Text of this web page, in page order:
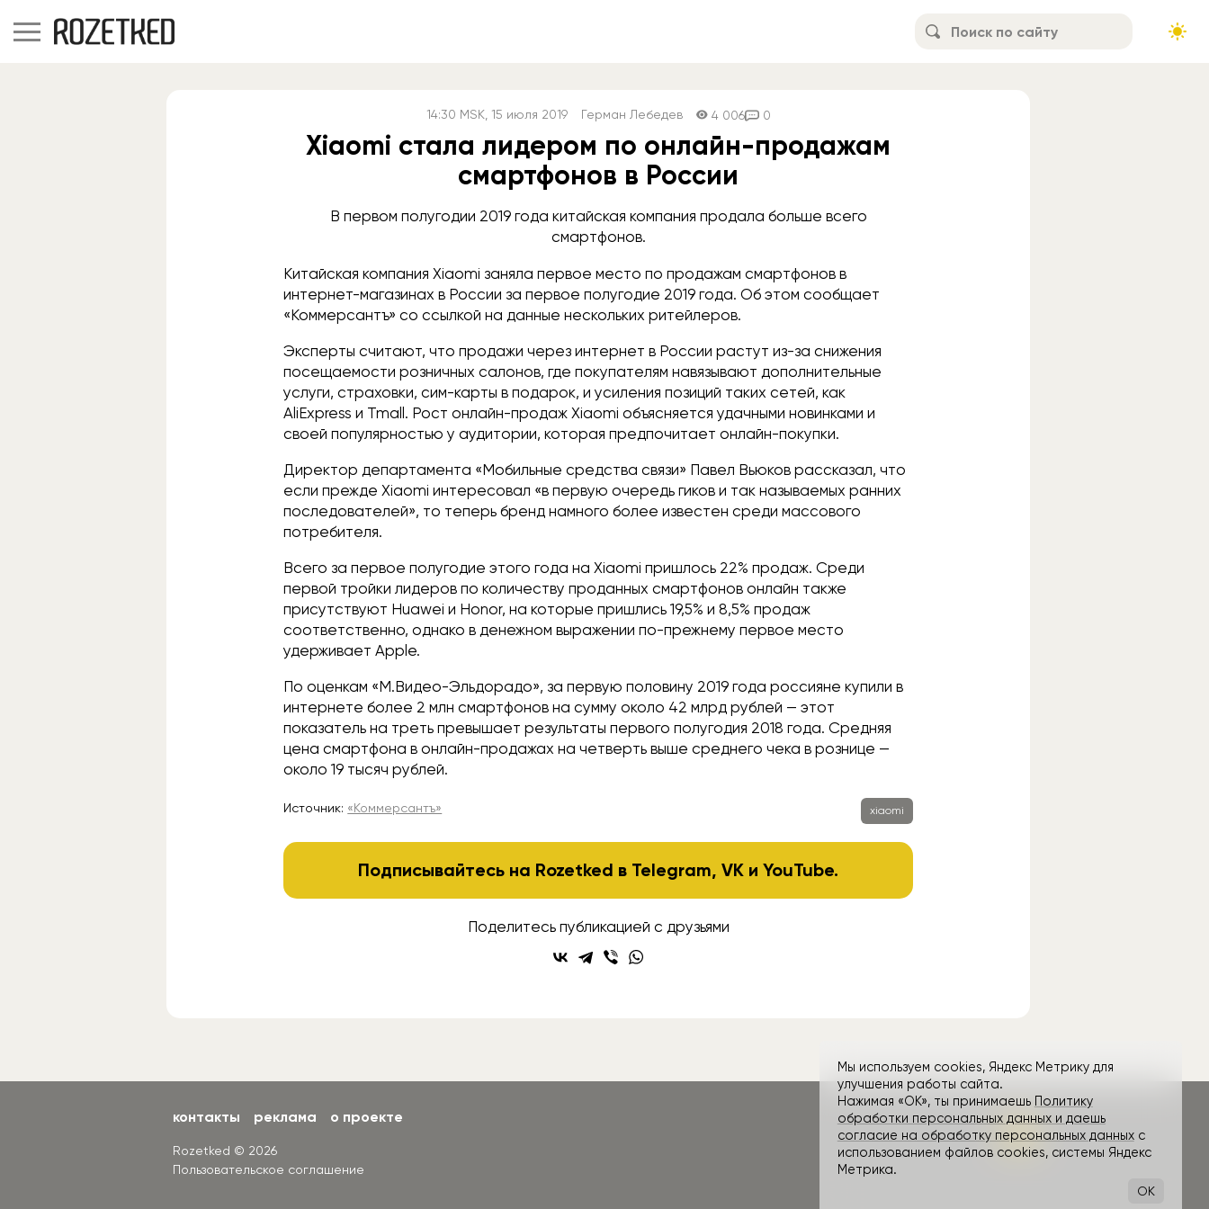
14:30 MSK, 15 июля 2019 Герман Лебедев 4 006 0
Xiaomi стала лидером по онлайн-продажам
смартфонов в России
В первом полугодии 2019 года китайская компания продала больше всего
смартфонов.
Китайская компания Xiaomi заняла первое место по продажам смартфонов в
интернет-магазинах в России за первое полугодие 2019 года. Об этом сообщает
«Коммерсантъ» со ссылкой на данные нескольких ритейлеров.
Эксперты считают, что продажи через интернет в России растут из-за снижения
посещаемости розничных салонов, где покупателям навязывают дополнительные
услуги, страховки, сим-карты в подарок, и усиления позиций таких сетей, как
AliExpress и Tmall. Рост онлайн-продаж Xiaomi объясняется удачными новинками и
своей популярностью у аудитории, которая предпочитает онлайн-покупки.
Директор департамента «Мобильные средства связи» Павел Вьюков рассказал, что
если прежде Xiaomi интересовал «в первую очередь гиков и так называемых ранних
последователей», то теперь бренд намного более известен среди массового
потребителя.
Всего за первое полугодие этого года на Xiaomi пришлось 22% продаж. Среди
первой тройки лидеров по количеству проданных смартфонов онлайн также
присутствуют Huawei и Honor, на которые пришлись 19,5% и 8,5% продаж
соответственно, однако в денежном выражении по-прежнему первое место
удерживает Apple.
По оценкам «М.Видео-Эльдорадо», за первую половину 2019 года россияне купили в
интернете более 2 млн смартфонов на сумму около 42 млрд рублей — этот
показатель на треть превышает результаты первого полугодия 2018 года. Средняя
цена смартфона в онлайн-продажах на четверть выше среднего чека в рознице —
около 19 тысяч рублей.
Источник: «Коммерсантъ» xiaomi
Подписывайтесь на Rozetked в Telegram,VK иYouTube.
Поделитесь публикацией с друзьями
контакты реклама о проекте
Rozetked © 2026
Пользовательское соглашение
Мы используем cookies, Яндекс Метрику для
улучшения работы сайта.
Нажимая «ОК», ты принимаешь Политику
обработки персональных данных и даешь
согласие на обработку персональных данныхс
использованием файлов cookies, системы Яндекс
Метрика.
OK